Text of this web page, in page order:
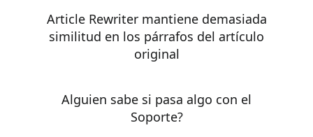
Article Rewriter mantiene demasiada
similitud en los párrafos del artículo
original
Alguien sabe si pasa algo con el
Soporte?